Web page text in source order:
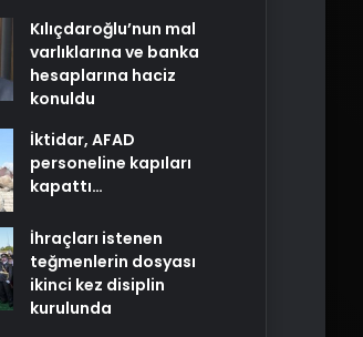
Kılıçdaroğlu’nun mal
varlıklarına ve banka
hesaplarına haciz
konuldu
İktidar, AFAD
personeline kapıları
kapattı…
İhraçları istenen
teğmenlerin dosyası
ikinci kez disiplin
kurulunda